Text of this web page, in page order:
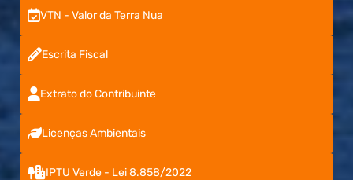
VTN - Valor da Terra Nua
Escrita Fiscal
Extrato do Contribuinte
Licenças Ambientais
IPTU Verde - Lei 8.858/2022